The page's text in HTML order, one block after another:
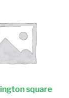
square